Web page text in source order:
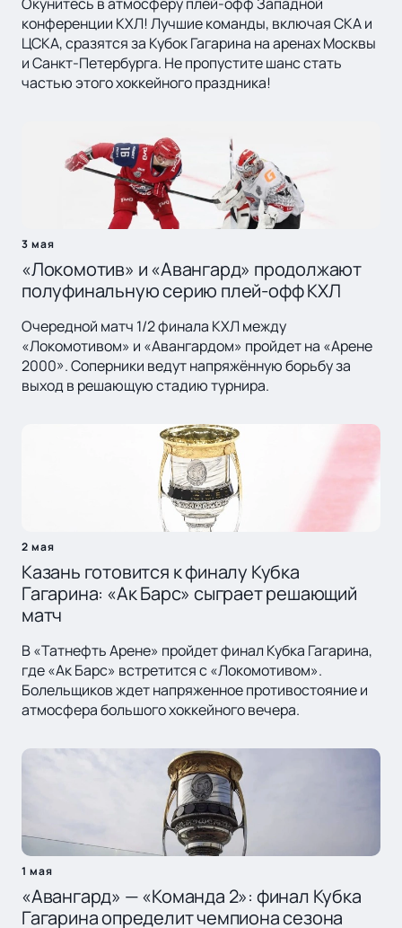
Окунитесь в атмосферу плей-офф Западной
конференции КХЛ! Лучшие команды, включая СКА и
ЦСКА, сразятся за Кубок Гагарина на аренах Москвы
и Санкт-Петербурга. Не пропустите шанс стать
частью этого хоккейного праздника!
3 мая
«Локомотив» и «Авангард» продолжают
полуфинальную серию плей-офф КХЛ
Очередной матч 1/2 финала КХЛ между
«Локомотивом» и «Авангардом» пройдет на «Арене
2000». Соперники ведут напряжённую борьбу за
выход в решающую стадию турнира.
2 мая
Казань готовится к финалу Кубка
Гагарина: «Ак Барс» сыграет решающий
матч
В «Татнефть Арене» пройдет финал Кубка Гагарина,
где «Ак Барс» встретится с «Локомотивом».
Болельщиков ждет напряженное противостояние и
атмосфера большого хоккейного вечера.
1 мая
«Авангард» — «Команда 2»: финал Кубка
Гагарина определит чемпиона сезона